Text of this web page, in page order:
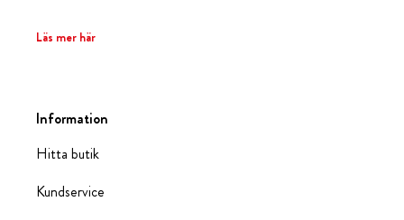
Läs mer här
Information
Hitta butik
Kundservice